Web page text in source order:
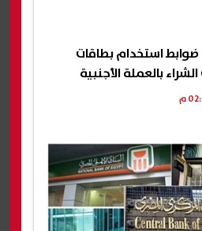
استخدام بطاقات
بالعملة الأجنبية